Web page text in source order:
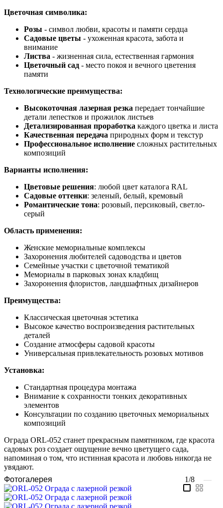
Цветочная символика:
Розы - символ любви, красоты и памяти сердца
Садовые цветы - ухоженная красота, забота и
внимание
Листва - жизненная сила, естественная гармония
Цветочный сад - место покоя и вечного цветения
памяти
Технологические преимущества:
Высокоточная лазерная резка передает тончайшие
детали лепестков и прожилок листьев
Детализированная проработка каждого цветка и листа
Качественная передача природных форм и текстур
Профессиональное исполнение сложных растительных
композиций
Варианты исполнения:
Цветовые решения: любой цвет каталога RAL
Садовые оттенки: зеленый, белый, кремовый
Романтические тона: розовый, персиковый, светло-
серый
Область применения:
Женские мемориальные комплексы
Захоронения любителей садоводства и цветов
Семейные участки с цветочной тематикой
Мемориалы в парковых зонах кладбищ
Захоронения флористов, ландшафтных дизайнеров
Преимущества:
Классическая цветочная эстетика
Высокое качество воспроизведения растительных
деталей
Создание атмосферы садовой красоты
Универсальная привлекательность розовых мотивов
Установка:
Стандартная процедура монтажа
Внимание к сохранности тонких декоративных
элементов
Консультации по созданию цветочных мемориальных
композиций
Ограда ORL-052 станет прекрасным памятником, где красота
садовых роз создает ощущение вечно цветущего сада,
напоминая о том, что истинная красота и любовь никогда не
увядают.
Фотогалерея
1/8 —